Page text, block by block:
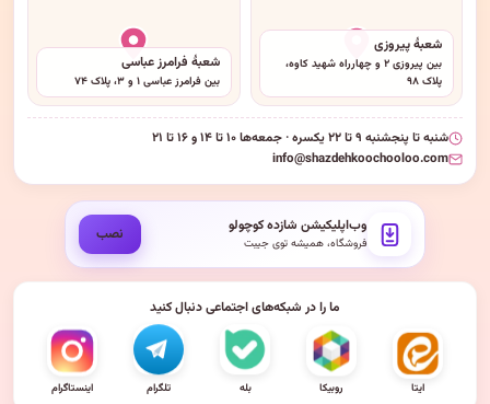
شعبهٔ پیروزی
بین پیروزی ۲ و چهارراه شهید کاوه،
پلاک ۹۸
شعبهٔ فرامرز عباسی
بین فرامرز عباسی ۱ و ۳، پلاک ۷۴
شنبه تا پنجشنبه ۹ تا ۲۲ یکسره · جمعه‌ها ۱۰ تا ۱۴ و ۱۶ تا ۲۱
info@shazdehkoochooloo.com
وب‌اپلیکیشن شازده کوچولو
فروشگاه، همیشه توی جیبت نصب
ما را در شبکه‌های اجتماعی دنبال کنید
ایتا روبیکا بله تلگرام اینستاگرام